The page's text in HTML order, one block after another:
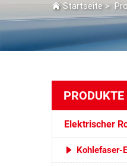
Startseite>
PRODUKTE
Elektrischer
Kohlefaser-